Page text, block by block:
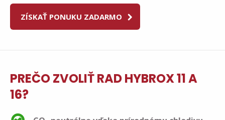
ZÍSKAŤ PONUKU ZADARMO
PREČO ZVOLIŤ RAD HYBROX 11 A
16?